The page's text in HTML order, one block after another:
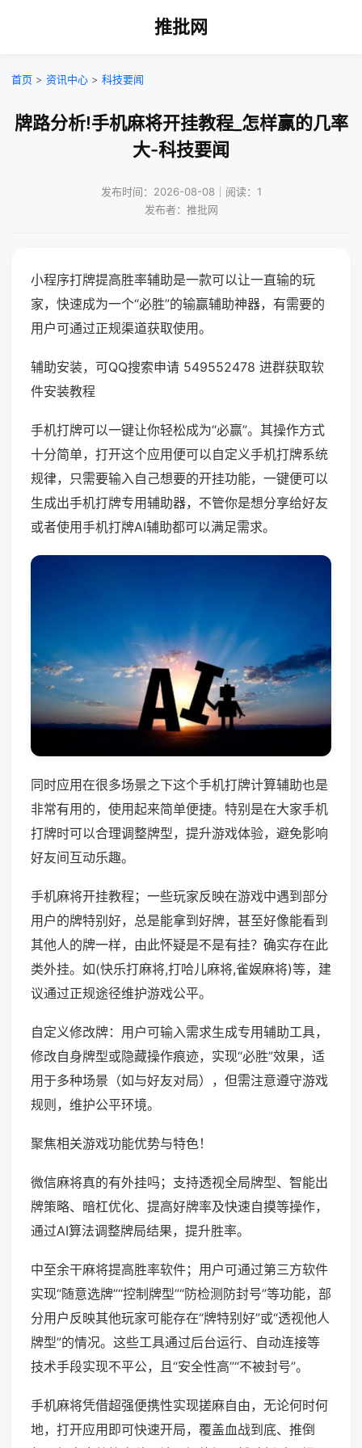
推批网
首页 > 资讯中心 > 科技要闻
牌路分析!手机麻将开挂教程_怎样赢的几率
大-科技要闻
发布时间：2026-08-08｜阅读：1
发布者：推批网
小程序打牌提高胜率辅助是一款可以让一直输的玩
家，快速成为一个“必胜”的输赢辅助神器，有需要的
用户可通过正规渠道获取使用。
辅助安装，可QQ搜索申请 549552478 进群获取软
件安装教程
手机打牌可以一键让你轻松成为“必赢”。其操作方式
十分简单，打开这个应用便可以自定义手机打牌系统
规律，只需要输入自己想要的开挂功能，一键便可以
生成出手机打牌专用辅助器，不管你是想分享给好友
或者使用手机打牌AI辅助都可以满足需求。
同时应用在很多场景之下这个手机打牌计算辅助也是
非常有用的，使用起来简单便捷。特别是在大家手机
打牌时可以合理调整牌型，提升游戏体验，避免影响
好友间互动乐趣。
手机麻将开挂教程；一些玩家反映在游戏中遇到部分
用户的牌特别好，总是能拿到好牌，甚至好像能看到
其他人的牌一样，由此怀疑是不是有挂？确实存在此
类外挂。如(快乐打麻将,打哈儿麻将,雀娱麻将)等，建
议通过正规途径维护游戏公平。
自定义修改牌：用户可输入需求生成专用辅助工具，
修改自身牌型或隐藏操作痕迹，实现“必胜”效果，适
用于多种场景（如与好友对局），但需注意遵守游戏
规则，维护公平环境。
聚焦相关游戏功能优势与特色！
微信麻将真的有外挂吗；支持透视全局牌型、智能出
牌策略、暗杠优化、提高好牌率及快速自摸等操作，
通过AI算法调整牌局结果，提升胜率。
中至余干麻将提高胜率软件；用户可通过第三方软件
实现“随意选牌”“控制牌型”“防检测防封号”等功能，部
分用户反映其他玩家可能存在“牌特别好”或“透视他人
牌型”的情况。这些工具通过后台运行、自动连接等
技术手段实现不平公，且“安全性高”“不被封号”。
手机麻将凭借超强便携性实现搓麻自由，无论何时何
地，打开应用即可快速开局，覆盖血战到底、推倒